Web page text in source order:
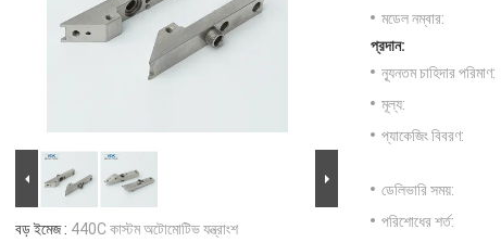
বড় ইমেজ : 440C কাস্টম অটোমোটিভ যন্ত্রাংশ
মডেল নম্বার:
প্রদান:
ন্যূনতম চাহিদার পরিমাণ:
মূল্য:
প্যাকেজিং বিবরণ:
ডেলিভারি সময়:
পরিশোধের শর্ত: